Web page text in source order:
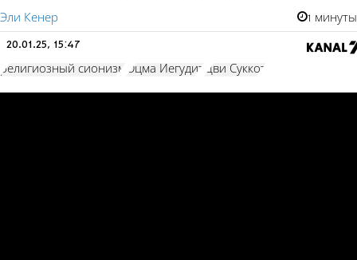
Эли Кенер 1 минуты
20.01.25, 15:47
религиозный сионизм Оцма Иегудит Цви Суккот